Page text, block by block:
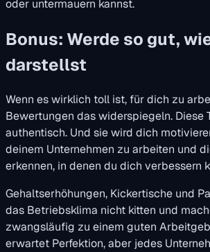
oder untermauern kannst.
Bonus: Werde so gut,
darstellst
Wenn es wirklich toll ist, für dich zu
Bewertungen das widerspiegeln. Diese
authentisch. Und sie wird dich
deinem Unternehmen zu arbeiten und
erkennen, in denen du dich verbessern
Gehaltserhöhungen, Kickertische und
das Betriebsklima nicht kitten und
zwangsläufig zu einem guten
erwartet Perfektion, aber jedes